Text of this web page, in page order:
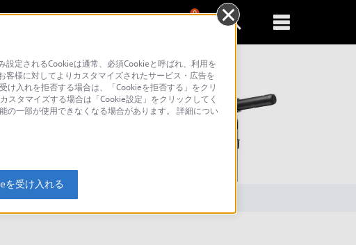
0
定されるCookieは通常、必須Cookieと呼ばれ、利用を
様に対してよりカスタマイズされたサービス・広告を
入れを拒否する場合は、「Cookieを拒否する」をクリ
スタマイズする場合は「Cookie設定」をクリックしてく
の一部が使用できなくなる場合があります。 詳細につい
を受け入れる